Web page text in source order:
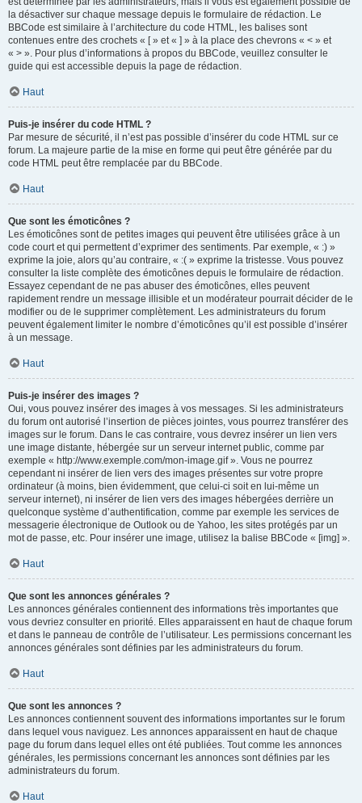
la désactiver sur chaque message depuis le formulaire de rédaction. Le
BBCode est similaire à l’architecture du code HTML, les balises sont
contenues entre des crochets « [ » et « ] » à la place des chevrons « < » et
« > ». Pour plus d’informations à propos du BBCode, veuillez consulter le
guide qui est accessible depuis la page de rédaction.
Haut
Puis-je insérer du code HTML ?
Par mesure de sécurité, il n’est pas possible d’insérer du code HTML sur ce
forum. La majeure partie de la mise en forme qui peut être générée par du
code HTML peut être remplacée par du BBCode.
Haut
Que sont les émoticônes ?
Les émoticônes sont de petites images qui peuvent être utilisées grâce à un
code court et qui permettent d’exprimer des sentiments. Par exemple, « :) »
exprime la joie, alors qu’au contraire, « :( » exprime la tristesse. Vous pouvez
consulter la liste complète des émoticônes depuis le formulaire de rédaction.
Essayez cependant de ne pas abuser des émoticônes, elles peuvent
rapidement rendre un message illisible et un modérateur pourrait décider de le
modifier ou de le supprimer complètement. Les administrateurs du forum
peuvent également limiter le nombre d’émoticônes qu’il est possible d’insérer
à un message.
Haut
Puis-je insérer des images ?
Oui, vous pouvez insérer des images à vos messages. Si les administrateurs
du forum ont autorisé l’insertion de pièces jointes, vous pourrez transférer des
images sur le forum. Dans le cas contraire, vous devrez insérer un lien vers
une image distante, hébergée sur un serveur internet public, comme par
exemple « http://www.exemple.com/mon-image.gif ». Vous ne pourrez
cependant ni insérer de lien vers des images présentes sur votre propre
ordinateur (à moins, bien évidemment, que celui-ci soit en lui-même un
serveur internet), ni insérer de lien vers des images hébergées derrière un
quelconque système d’authentification, comme par exemple les services de
messagerie électronique de Outlook ou de Yahoo, les sites protégés par un
mot de passe, etc. Pour insérer une image, utilisez la balise BBCode « [img] ».
Haut
Que sont les annonces générales ?
Les annonces générales contiennent des informations très importantes que
vous devriez consulter en priorité. Elles apparaissent en haut de chaque forum
et dans le panneau de contrôle de l’utilisateur. Les permissions concernant les
annonces générales sont définies par les administrateurs du forum.
Haut
Que sont les annonces ?
Les annonces contiennent souvent des informations importantes sur le forum
dans lequel vous naviguez. Les annonces apparaissent en haut de chaque
page du forum dans lequel elles ont été publiées. Tout comme les annonces
générales, les permissions concernant les annonces sont définies par les
administrateurs du forum.
Haut